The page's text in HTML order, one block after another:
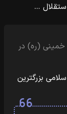
…
(ره) در
بزرگترین